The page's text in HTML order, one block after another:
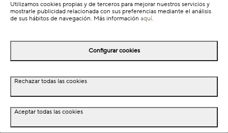
Información de envío
Detalles del producto
Utilizamos cookies propias y de terceros para mejorar nuestros servicios y
mostrarle publicidad relacionada con sus preferencias mediante el análisis
de sus hábitos de navegación. Más información aquí.
Configurar cookies
Rechazar todas las cookies
Aceptar todas las cookies